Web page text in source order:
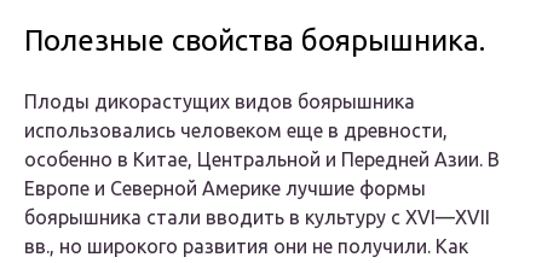
Полезные свойства боярышника.
Плоды дикорастущих видов боярышника
использовались человеком еще в древности,
особенно в Китае, Центральной и Передней Азии. В
Европе и Северной Америке лучшие формы
боярышника стали вводить в культуру с XVI—XVII
вв., но широкого развития они не получили. Как